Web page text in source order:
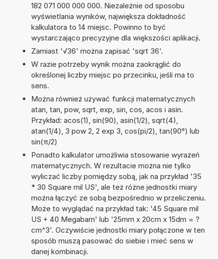
182 071 000 000 000. Niezależnie od sposobu
wyświetlania wyników, największa dokładność
kalkulatora to 14 miejsc. Powinno to być
wystarczająco precyzyjne dla większości aplikacji.
Zamiast '√36' można zapisać 'sqrt 36'.
W razie potrzeby wynik można zaokrąglić do
określonej liczby miejsc po przecinku, jeśli ma to
sens.
Można również używać funkcji matematycznych
atan, tan, pow, sqrt, exp, sin, cos, acos i asin.
Przykład: acos(1), sin(90), asin(1/2), sqrt(4),
atan(1/4), 3 pow 2, 2 exp 3, cos(pi/2), tan(90°) lub
sin(π/2)
Ponadto kalkulator umożliwia stosowanie wyrażeń
matematycznych. W rezultacie można nie tylko
wyliczać liczby pomiędzy sobą, jak na przykład '35
* 30 Square mil US', ale też różne jednostki miary
można łączyć ze sobą bezpośrednio w przeliczeniu.
Może to wyglądać na przykład tak: '45 Square mil
US + 40 Megabarn' lub '25mm x 20cm x 15dm = ?
cm^3'. Oczywiście jednostki miary połączone w ten
sposób muszą pasować do siebie i mieć sens w
danej kombinacji.